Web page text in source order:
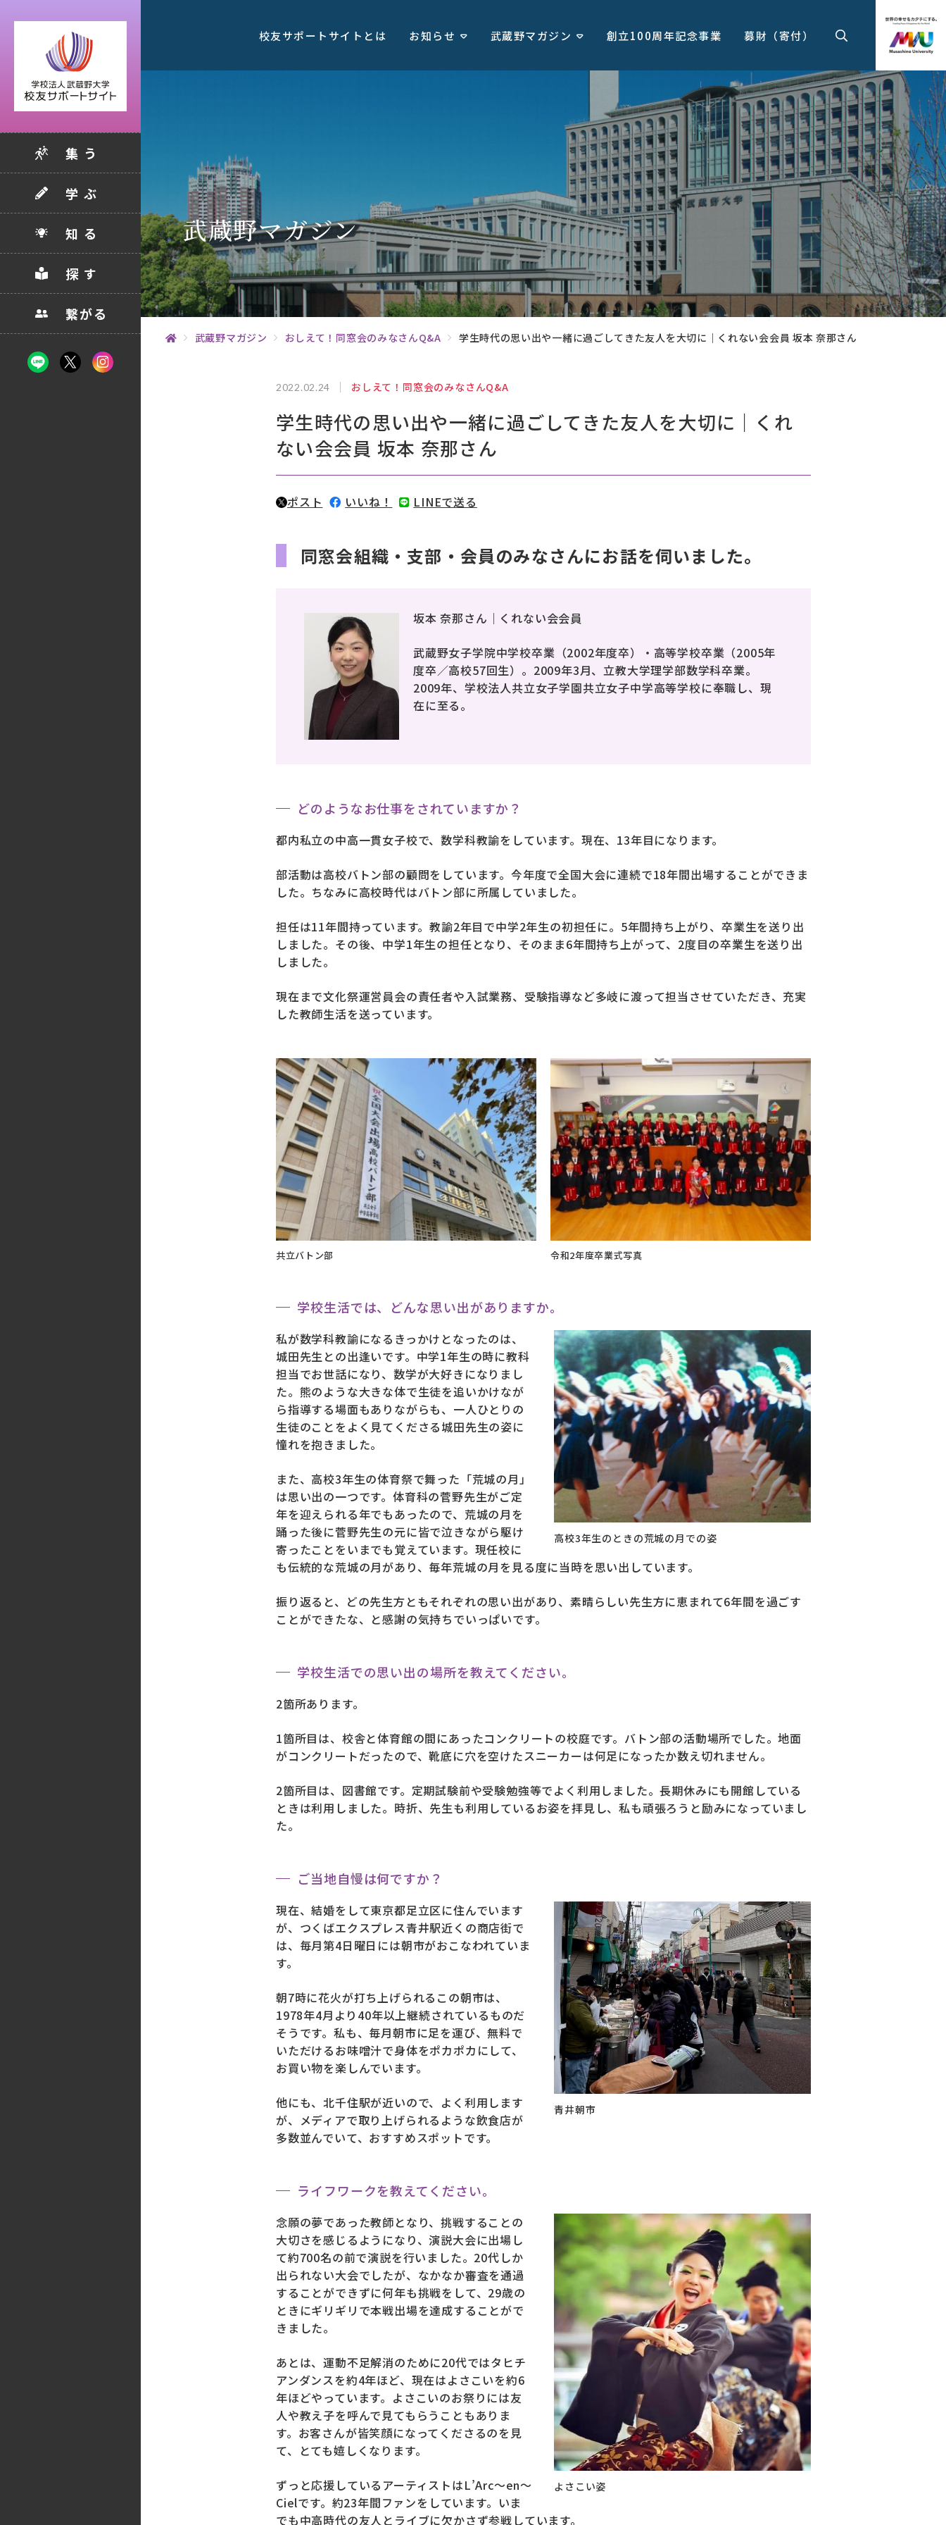
校友サポートサイトとは お知らせ 武蔵野マガジン 創立100周年記念事業 募財（寄付）
集 う
学 ぶ
知 る
探 す
繋がる
武蔵野マガジン
武蔵野マガジン おしえて！同窓会のみなさんQ&A 学生時代の思い出や一緒に過ごしてきた友人を大切に｜くれない会会員 坂本 奈那さん
2022.02.24 おしえて！同窓会のみなさんQ&A
学生時代の思い出や一緒に過ごしてきた友人を大切に｜くれ
ない会会員 坂本 奈那さん
ポスト いいね！ LINEで送る
同窓会組織・支部・会員のみなさんにお話を伺いました。
坂本 奈那さん｜くれない会会員
武蔵野女子学院中学校卒業（2002年度卒）・高等学校卒業（2005年
度卒／高校57回生）。2009年3月、立教大学理学部数学科卒業。
2009年、学校法人共立女子学園共立女子中学高等学校に奉職し、現
在に至る。
どのようなお仕事をされていますか？
都内私立の中高一貫女子校で、数学科教諭をしています。現在、13年目になります。
部活動は高校バトン部の顧問をしています。今年度で全国大会に連続で18年間出場することができま
した。ちなみに高校時代はバトン部に所属していました。
担任は11年間持っています。教諭2年目で中学2年生の初担任に。5年間持ち上がり、卒業生を送り出
しました。その後、中学1年生の担任となり、そのまま6年間持ち上がって、2度目の卒業生を送り出
しました。
現在まで文化祭運営員会の責任者や入試業務、受験指導など多岐に渡って担当させていただき、充実
した教師生活を送っています。
共立バトン部 令和2年度卒業式写真
学校生活では、どんな思い出がありますか。
高校3年生のときの荒城の月での姿
私が数学科教諭になるきっかけとなったのは、
城田先生との出逢いです。中学1年生の時に教科
担当でお世話になり、数学が大好きになりまし
た。熊のような大きな体で生徒を追いかけなが
ら指導する場面もありながらも、一人ひとりの
生徒のことをよく見てくださる城田先生の姿に
憧れを抱きました。
また、高校3年生の体育祭で舞った「荒城の月」
は思い出の一つです。体育科の菅野先生がご定
年を迎えられる年でもあったので、荒城の月を
踊った後に菅野先生の元に皆で泣きながら駆け
寄ったことをいまでも覚えています。現任校に
も伝統的な荒城の月があり、毎年荒城の月を見る度に当時を思い出しています。
振り返ると、どの先生方ともそれぞれの思い出があり、素晴らしい先生方に恵まれて6年間を過ごす
ことができたな、と感謝の気持ちでいっぱいです。
学校生活での思い出の場所を教えてください。
2箇所あります。
1箇所目は、校舎と体育館の間にあったコンクリートの校庭です。バトン部の活動場所でした。地面
がコンクリートだったので、靴底に穴を空けたスニーカーは何足になったか数え切れません。
2箇所目は、図書館です。定期試験前や受験勉強等でよく利用しました。長期休みにも開館している
ときは利用しました。時折、先生も利用しているお姿を拝見し、私も頑張ろうと励みになっていまし
た。
ご当地自慢は何ですか？
青井朝市
現在、結婚をして東京都足立区に住んでいます
が、つくばエクスプレス青井駅近くの商店街で
は、毎月第4日曜日には朝市がおこなわれていま
す。
朝7時に花火が打ち上げられるこの朝市は、
1978年4月より40年以上継続されているものだ
そうです。私も、毎月朝市に足を運び、無料で
いただけるお味噌汁で身体をポカポカにして、
お買い物を楽しんでいます。
他にも、北千住駅が近いので、よく利用します
が、メディアで取り上げられるような飲食店が
多数並んでいて、おすすめスポットです。
ライフワークを教えてください。
よさこい姿
念願の夢であった教師となり、挑戦することの
大切さを感じるようになり、演説大会に出場し
て約700名の前で演説を行いました。20代しか
出られない大会でしたが、なかなか審査を通過
することができずに何年も挑戦をして、29歳の
ときにギリギリで本戦出場を達成することがで
きました。
あとは、運動不足解消のために20代ではタヒチ
アンダンスを約4年ほど、現在はよさこいを約6
年ほどやっています。よさこいのお祭りには友
人や教え子を呼んで見てもらうこともありま
す。お客さんが皆笑顔になってくださるのを見
て、とても嬉しくなります。
ずっと応援しているアーティストはL’Arc～en～
Cielです。約23年間ファンをしています。いま
でも中高時代の友人とライブに欠かさず参戦しています。